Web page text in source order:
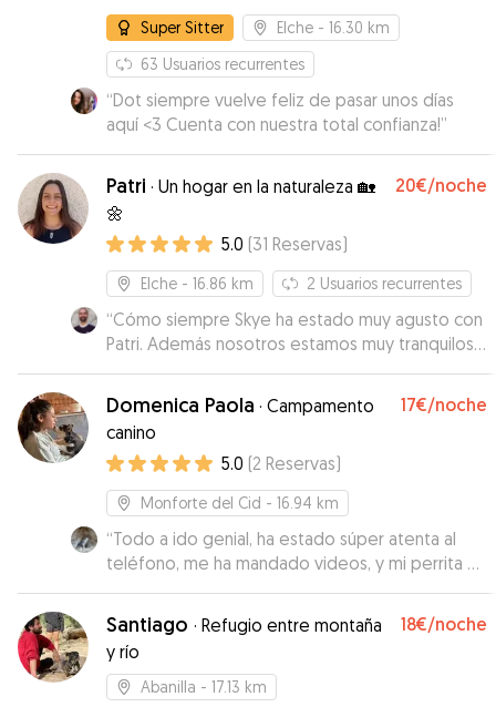
Super Sitter Elche - 16.30 km
63 Usuarios recurrentes
“Dot siempre vuelve feliz de pasar unos días
aquí <3 Cuenta con nuestra total confianza!”
Patri · Un hogar en la naturaleza 🏡
🌼
20€/noche
5.0 (31 Reservas)
Elche - 16.86 km 2 Usuarios recurrentes
“Cómo siempre Skye ha estado muy agusto con
Patri. Además nosotros estamos muy tranquilos
de dejarla con ella por la tranquilidad y
comunicación que presenta. Repetiremos más
veces cuando lo necesitemos.”
Domenica Paola · Campamento
canino
17€/noche
5.0 (2 Reservas)
Monforte del Cid - 16.94 km
“Todo a ido genial, ha estado súper atenta al
teléfono, me ha mandado videos, y mi perrita a
he estado encantada al aire libre, con muchos
mimos y en compañía de sus perritos que son
encantadores”
Santiago · Refugio entre montaña
y río
18€/noche
Abanilla - 17.13 km